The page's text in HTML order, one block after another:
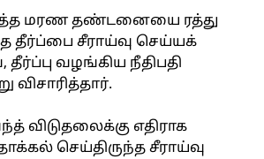
மரண தண்டனையை ரத்து
தீர்ப்பை சீராய்வு செய்யக்
வழங்கிய நீதிபதி
விசாரித்தார்.
விடுதலைக்கு எதிராக
செய்திருந்த சீராய்வு